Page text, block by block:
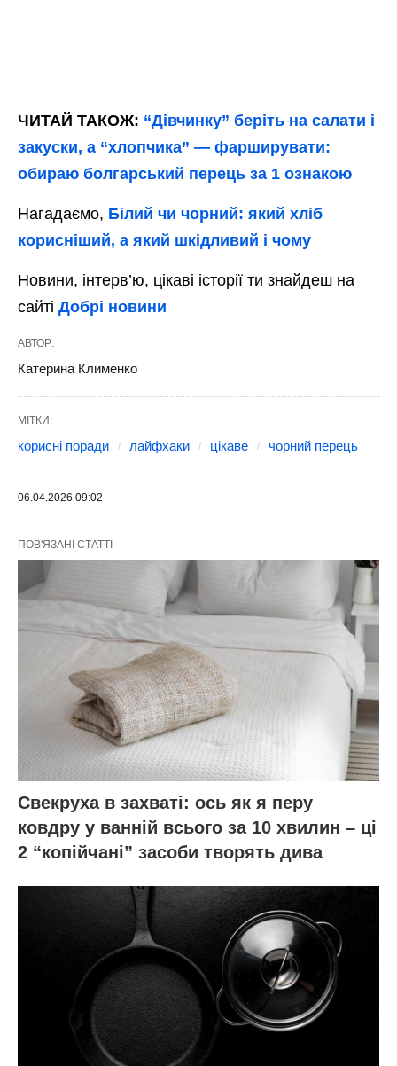
ЧИТАЙ ТАКОЖ: “Дівчинку” беріть на салати і
закуски, а “хлопчика” — фарширувати:
обираю болгарський перець за 1 ознакою
Нагадаємо, Білий чи чорний: який хліб
корисніший, а який шкідливий і чому
Новини, інтерв’ю, цікаві історії ти знайдеш на
сайті Добрі новини
АВТОР:
Катерина Клименко
МІТКИ:
корисні поради лайфхаки цікаве чорний перець
06.04.2026 09:02
ПОВ'ЯЗАНІ СТАТТІ
Свекруха в захваті: ось як я перу
ковдру у ванній всього за 10 хвилин – ці
2 “копійчані” засоби творять дива